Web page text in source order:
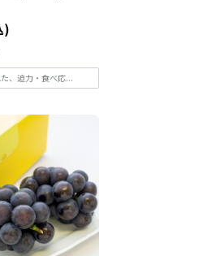
)
、迫力・食べ応...